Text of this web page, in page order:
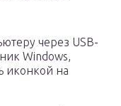
через USB-
Windows,
иконкой на